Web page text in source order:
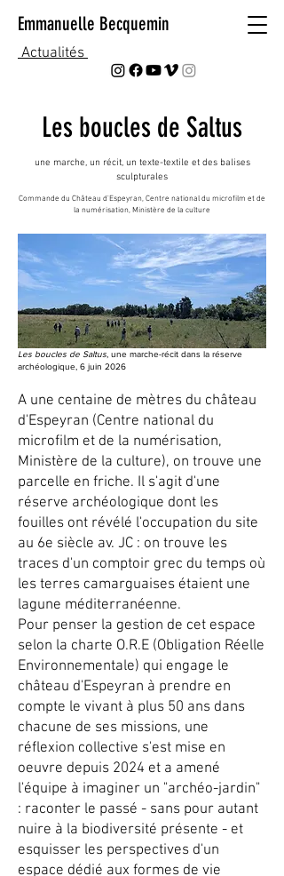
Emmanuelle Becquemin
Actualités
Les boucles de Saltus
une marche, un récit, un texte-textile et des balises
sculpturales
Commande du Château d'Espeyran, Centre national du microfilm et de
la numérisation, Ministère de la culture
Les boucles de Saltus , une marche-récit dans la réserve
archéologique, 6 juin 2026
A une centaine de mètres du château
d'Espeyran (Centre national du
microfilm et de la numérisation,
Ministère de la culture), on trouve une
parcelle en friche. Il s'agit d'une
réserve archéologique dont les
fouilles ont révélé l'occupation du site
au 6e siècle av. JC : on trouve les
traces d'un comptoir grec du temps où
les terres camarguaises étaient une
lagune méditerranéenne.
Pour penser la gestion de cet espace
selon la charte O.R.E (Obligation Réelle
Environnementale) qui engage le
château d'Espeyran à prendre en
compte le vivant à plus 50 ans dans
chacune de ses missions, une
réflexion collective s'est mise en
oeuvre depuis 2024 et a amené
l'équipe à imaginer un "archéo-jardin"
: raconter le passé - sans pour autant
nuire à la biodiversité présente - et
esquisser les perspectives d'un
espace dédié aux formes de vie